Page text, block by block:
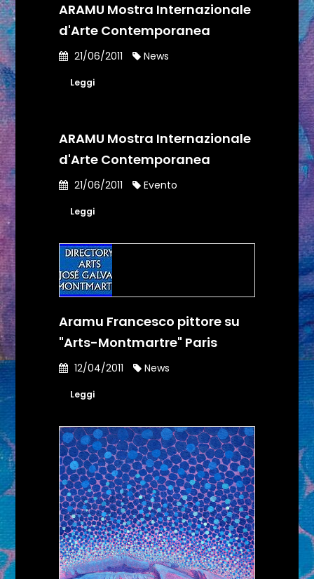
ARAMU Mostra Internazionale
d'Arte Contemporanea
21/06/2011 News
Leggi
ARAMU Mostra Internazionale
d'Arte Contemporanea
21/06/2011 Evento
Leggi
Aramu Francesco pittore su
"Arts-Montmartre" Paris
12/04/2011 News
Leggi